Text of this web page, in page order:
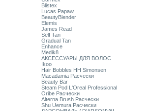
Blistex
Lucas Papaw
BeautyBlender
Elemis
James Read
Self Tan
Gradual Tan
Enhance
Medik8
АКСЕССУАРЫ ДЛЯ ВОЛОС
Ikoo
Hair Bobbles HH Simonsen
Macadamia Расчески
Beauty Bar
Steam Pod L'Oreal Professional
Oribe Расчески
Alterna Brush Расчески
Shu Uemura Расчески